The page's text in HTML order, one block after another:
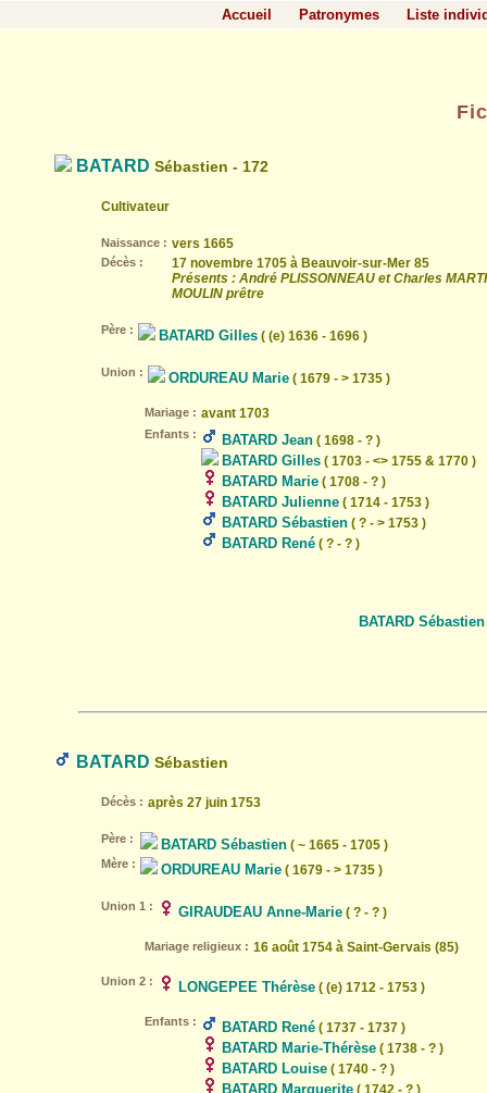
Accueil Patronymes Liste
BATARD Sébastien - 172
Cultivateur
Naissance : vers 1665
Décès :
17 novembre 1705 à Beauvoir-sur-Mer 85
Présents : André PLISSONNEAU et Charles
MOULIN prêtre
Père : BATARD Gilles ( (e) 1636 - 1696 )
Union : ORDUREAU Marie ( 1679 - > 1735 )
Mariage : avant 1703
Enfants : BATARD Jean ( 1698 - ? )
BATARD Gilles ( 1703 - <> 1755 & 1770 )
BATARD Marie ( 1708 - ? )
BATARD Julienne ( 1714 - 1753 )
BATARD Sébastien ( ? - > 1753 )
BATARD René ( ? - ? )
BATARD Sébastien
BATARD Sébastien
Décès : après 27 juin 1753
Père : BATARD Sébastien ( ~ 1665 - 1705 )
Mère : ORDUREAU Marie ( 1679 - > 1735 )
Union 1 : GIRAUDEAU Anne-Marie ( ? - ? )
Mariage religieux : 16 août 1754 à Saint-Gervais (85)
Union 2 : LONGEPEE Thérèse ( (e) 1712 - 1753 )
Enfants : BATARD René ( 1737 - 1737 )
BATARD Marie-Thérèse ( 1738 - ? )
BATARD Louise ( 1740 - ? )
BATARD Marguerite ( 1742 - ? )